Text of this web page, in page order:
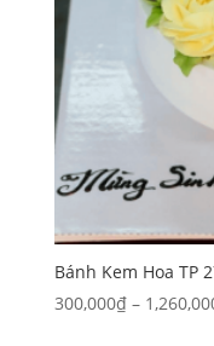
Bánh Kem Hoa TP
300,000₫ –